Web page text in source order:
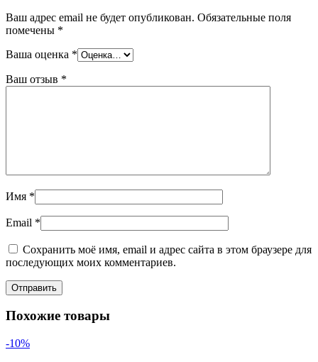
Ваш адрес email не будет опубликован. Обязательные поля
помечены *
Ваша оценка *
Ваш отзыв *
Имя *
Email *
Сохранить моё имя, email и адрес сайта в этом браузере для
последующих моих комментариев.
Похожие товары
-10%